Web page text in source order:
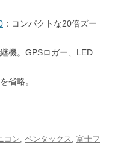
：コンパクトな20倍ズー
機。GPSロガー、LED
省略。
コン ペンタックス
富士フ